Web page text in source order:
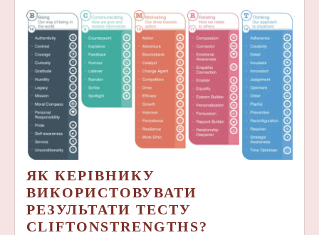
ЯК КЕРІВНИКУ
ВИКОРИСТОВУВАТИ
РЕЗУЛЬТАТИ ТЕСТУ
CLIFTONSTRENGTHS?